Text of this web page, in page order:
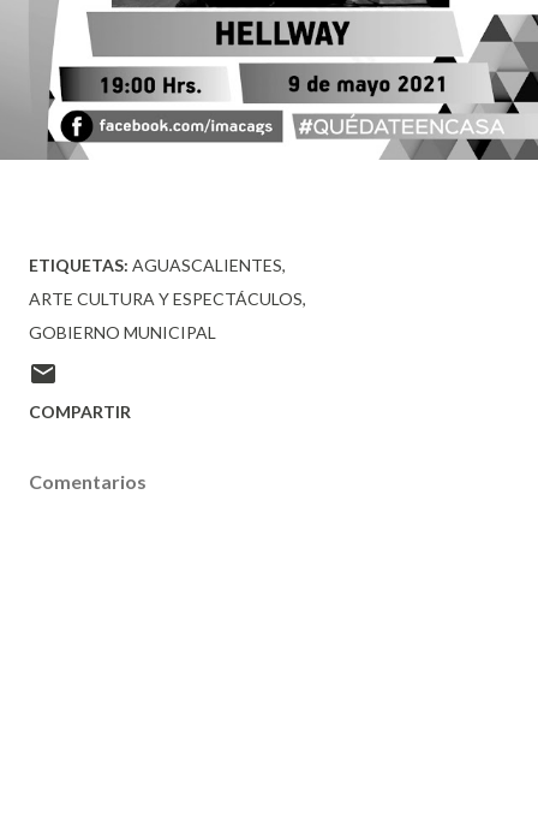
ETIQUETAS: AGUASCALIENTES
ARTE CULTURA Y ESPECTÁCULOS
GOBIERNO MUNICIPAL
COMPARTIR
Comentarios